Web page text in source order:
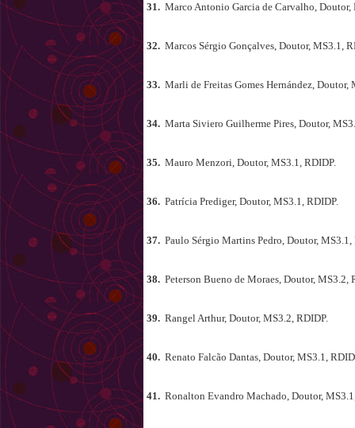
31. Marco Antonio Garcia de Carvalho, Doutor,
32. Marcos Sérgio Gonçalves, Doutor, MS3.1,
33. Marli de Freitas Gomes Hernández, Doutor,
34. Marta Siviero Guilherme Pires, Doutor,
35. Mauro Menzori, Doutor, MS3.1, RDIDP.
36. Patrícia Prediger, Doutor, MS3.1, RDIDP.
37. Paulo Sérgio Martins Pedro, Doutor, MS3.1,
38. Peterson Bueno de Moraes, Doutor, MS3.2,
39. Rangel Arthur, Doutor, MS3.2, RDIDP.
40. Renato Falcão Dantas, Doutor, MS3.1,
41. Ronalton Evandro Machado, Doutor,